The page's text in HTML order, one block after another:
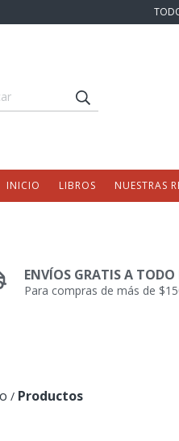
INICIO LIBROS NUESTRAS
ENVÍOS GRATIS A TODO
Para compras de más de
/ Productos